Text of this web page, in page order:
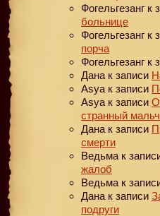
Фогельгезанг к
больнице
Фогельгезанг к
порча
Фогельгезанг к
Дана к записи
Asya к записи
Asya к записи
странный
Дана к записи
смерти
Ведьма к
жалоб
Ведьма к
Дана к записи
подруги